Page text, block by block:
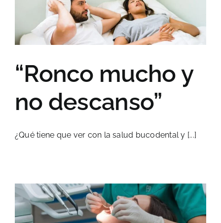
“Ronco mucho y
no descanso”
¿Qué tiene que ver con la salud bucodental y [...]